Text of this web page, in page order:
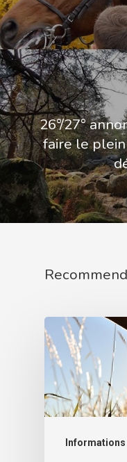
️️26°/27°
faire le
Informations